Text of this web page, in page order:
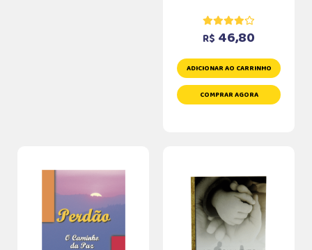
R$ 46,80
ADICIONAR AO CARRINHO
COMPRAR AGORA